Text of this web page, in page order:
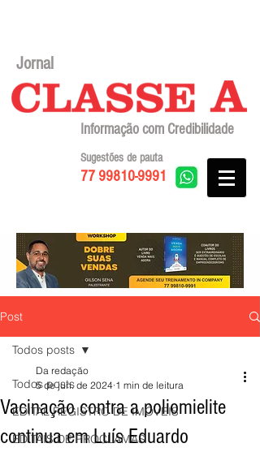
Jornal
Informação com Credibilidade
77 99810-9991
Sugestões de pauta
Post
Todos posts
EDITAL REGISTRO DE IMÓVEIS
EDITAIS DE PROCLAMAS
Todos posts
Vacinação contra a poliomielite
continua em Luís Eduardo
Da redação
5 de jun. de 2024 1 min de leitura